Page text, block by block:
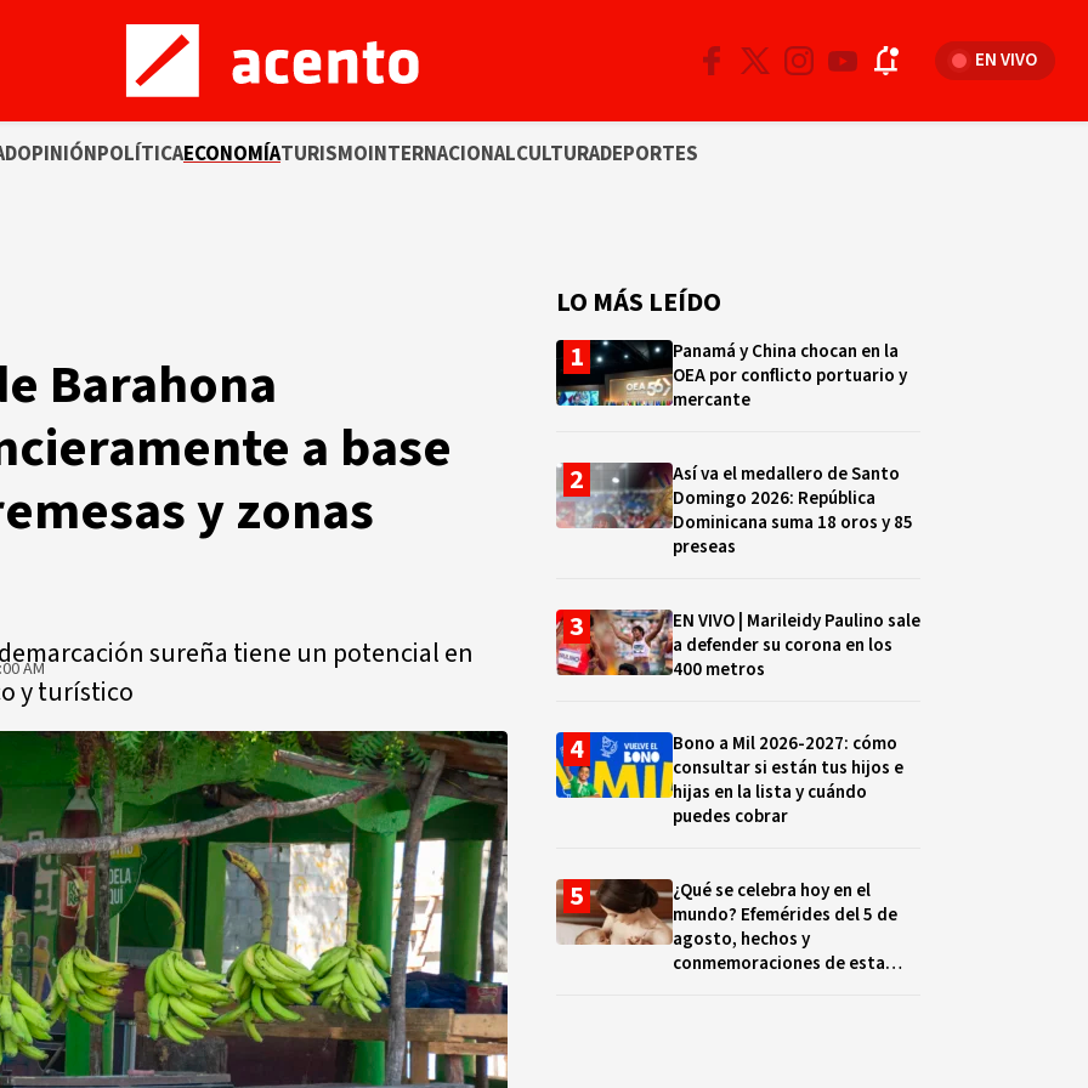
EN VIVO
OPINIÓNPOLÍTICAECONOMÍATURISMOINTERNACIONALCULTURADEPORTES
Barahona
a base
y zonas
sureña tiene un potencial en
y turístico
AM
LO MÁS LEÍDO
Panamá y China chocan en la
OEA por conflicto portuario y
mercante
Así va el medallero de Santo
Domingo 2026: República
Dominicana suma 18 oros y 85
preseas
EN VIVO | Marileidy Paulino sale
a defender su corona en los
400 metros
Bono a Mil 2026-2027: cómo
consultar si están tus hijos e
hijas en la lista y cuándo
puedes cobrar
¿Qué se celebra hoy en el
mundo? Efemérides del 5 de
agosto, hechos y
conmemoraciones de esta